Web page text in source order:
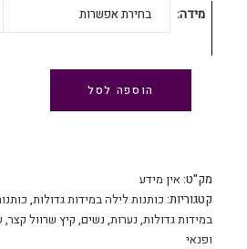
מידה בחירת אפשרות
הוספה לסל
מק"ט: אין מידע
קטגוריות: כותנות לילה במידות גדולות,
במידות גדולות, נערות, נשים, קיץ שרוול קצר,
ופנאי